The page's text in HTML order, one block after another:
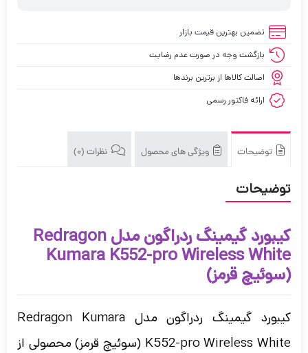
تضمین بهترین قیمت بازار
بازگشت وجه در صورت عدم رضایت
اصالت کالاها از برترین برندها
ارائه فاکتور رسمی
توضیحات ویژگی های محصول نظرات (0)
توضیحات
کیبورد گیمینگ ردراگون مدل Redragon
Kumara K552-pro Wireless White
(سوئیچ قرمز)
کیبورد
گیمینگ ردراگون مدل Redragon Kumara
K552-pro Wireless White (سوئیچ قرمز) محصولی از